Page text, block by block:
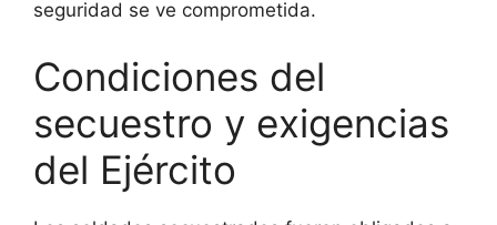
seguridad se ve comprometida.
Condiciones del
secuestro y exigencias
del Ejército